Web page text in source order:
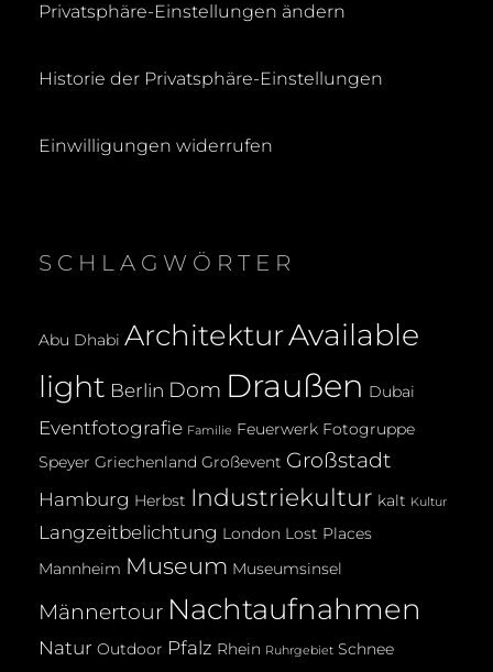
Privatsphäre-Einstellungen ändern
Historie der Privatsphäre-Einstellungen
Einwilligungen widerrufen
SCHLAGWÖRTER
Abu Dhabi ArchitekturAvailable
light Berlin Dom Draußen Dubai
Eventfotografie Familie Feuerwerk Fotogruppe
Speyer Griechenland Großevent Großstadt
Hamburg Herbst Industriekultur kalt Kultur
Langzeitbelichtung London Lost Places
Mannheim Museum Museumsinsel
Männertour Nachtaufnahmen
Natur Outdoor Pfalz Rhein Ruhrgebiet Schnee